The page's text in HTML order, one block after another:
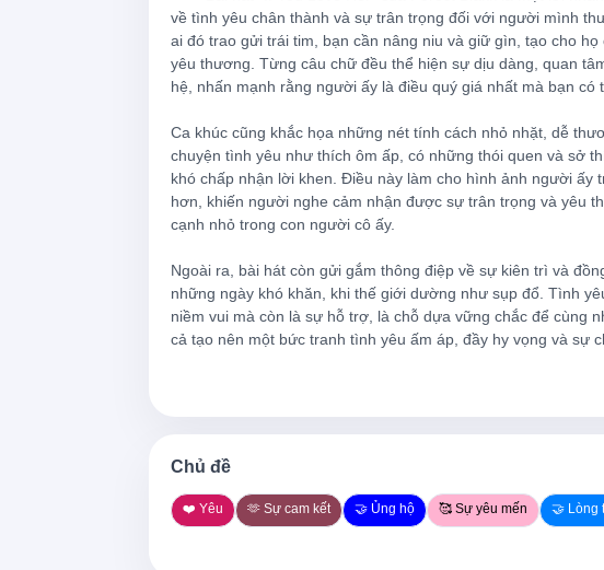
It feels like the whole world might cave in
Stand side by side and you'll make it
She'll love you if you love her like that
Kiss her with passion as much as you can
And when she doesn't notice how pretty she is
Tell her over and over so she never forgets
Let your arms be a place she feels safe in
She's the best thing that you'll ever have
về tình yêu chân thành và sự trân trọng đối với người mình
ai đó trao gửi trái tim, bạn cần nâng niu và giữ gìn, tạo cho
yêu thương. Từng câu chữ đều thể hiện sự dịu dàng, quan
hệ, nhấn mạnh rằng người ấy là điều quý giá nhất mà bạn có
Ca khúc cũng khắc họa những nét tính cách nhỏ nhặt, dễ
chuyện tình yêu như thích ôm ấp, có những thói quen và sở
khó chấp nhận lời khen. Điều này làm cho hình ảnh người ấy
hơn, khiến người nghe cảm nhận được sự trân trọng và yêu
cạnh nhỏ trong con người cô ấy.
Ngoài ra, bài hát còn gửi gắm thông điệp về sự kiên trì và
những ngày khó khăn, khi thế giới dường như sụp đổ. Tình
niềm vui mà còn là sự hỗ trợ, là chỗ dựa vững chắc để cùng
cả tạo nên một bức tranh tình yêu ấm áp, đầy hy vọng và sự
Chủ đề
❤️ Yêu 🫶 Sự cam kết 🤝 Ủng hộ 🥰 Sự yêu mến 🤝 Lòng